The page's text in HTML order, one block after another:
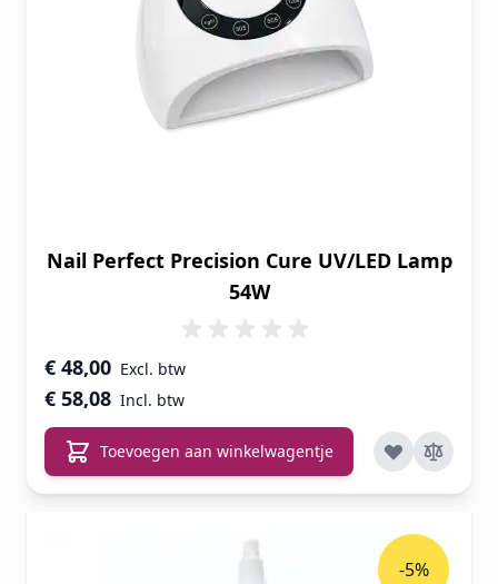
Nail Perfect Precision Cure UV/LED Lamp
54W
€ 58,08
€ 48,00
Toevoegen aan winkelwagentje
-5%